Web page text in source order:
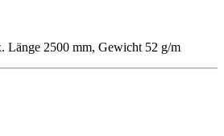
Länge 2500 mm, Gewicht 52 g/m